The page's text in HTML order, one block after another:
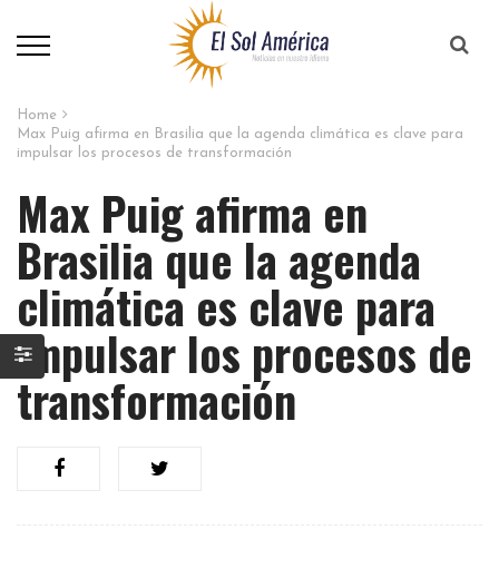
Home
Max Puig afirma en Brasilia que la agenda climática es clave para
impulsar los procesos de transformación
Max Puig afirma en
Brasilia que la agenda
climática es clave para
impulsar los procesos de
transformación